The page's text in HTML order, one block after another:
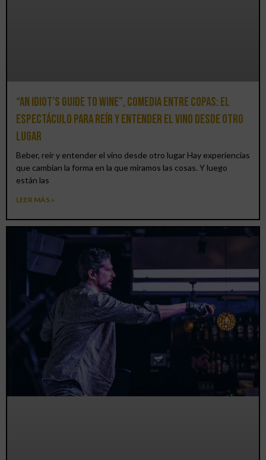
“An Idiot’s Guide to Wine”, comedia entre copas: el
espectáculo para reír y entender el vino desde otro
lugar
Beber, reír y entender el vino desde otro lugar Hay experiencias
que cambian la forma en la que miramos las cosas. Y luego
están las
LEER MÁS »